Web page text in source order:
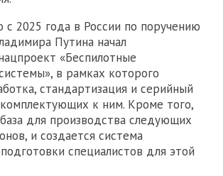
с 2025 года в России по поручению
Путина начал
«Беспилотные
в рамках которого
стандартизация и серийный
к ним. Кроме того,
для производства следующих
и создается система
специалистов для этой